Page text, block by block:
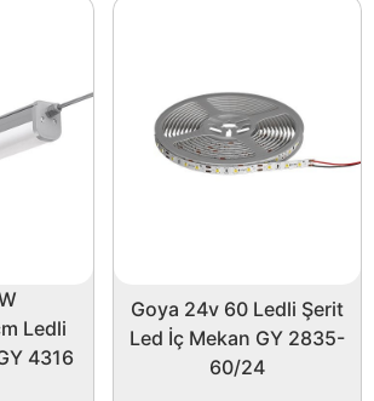
Ledli
4316
Goya 24v 60 Ledli Şerit
Led İç Mekan GY 2835-
60/24